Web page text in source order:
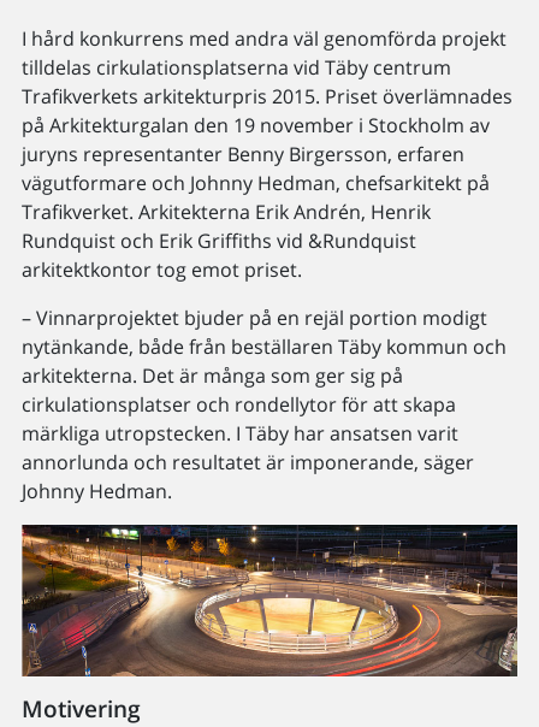
I hård konkurrens med andra väl genomförda projekt
tilldelas cirkulationsplatserna vid Täby centrum
Trafikverkets arkitekturpris 2015. Priset överlämnades
på Arkitekturgalan den 19 november i Stockholm av
juryns representanter Benny Birgersson, erfaren
vägutformare och Johnny Hedman, chefsarkitekt på
Trafikverket. Arkitekterna Erik Andrén, Henrik
Rundquist och Erik Griffiths vid &Rundquist
arkitektkontor tog emot priset.
– Vinnarprojektet bjuder på en rejäl portion modigt
nytänkande, både från beställaren Täby kommun och
arkitekterna. Det är många som ger sig på
cirkulationsplatser och rondellytor för att skapa
märkliga utropstecken. I Täby har ansatsen varit
annorlunda och resultatet är imponerande, säger
Johnny Hedman.
Motivering